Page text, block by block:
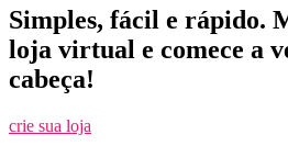
Simples, fácil e rápido.
loja virtual e comece a
cabeça!
crie sua loja